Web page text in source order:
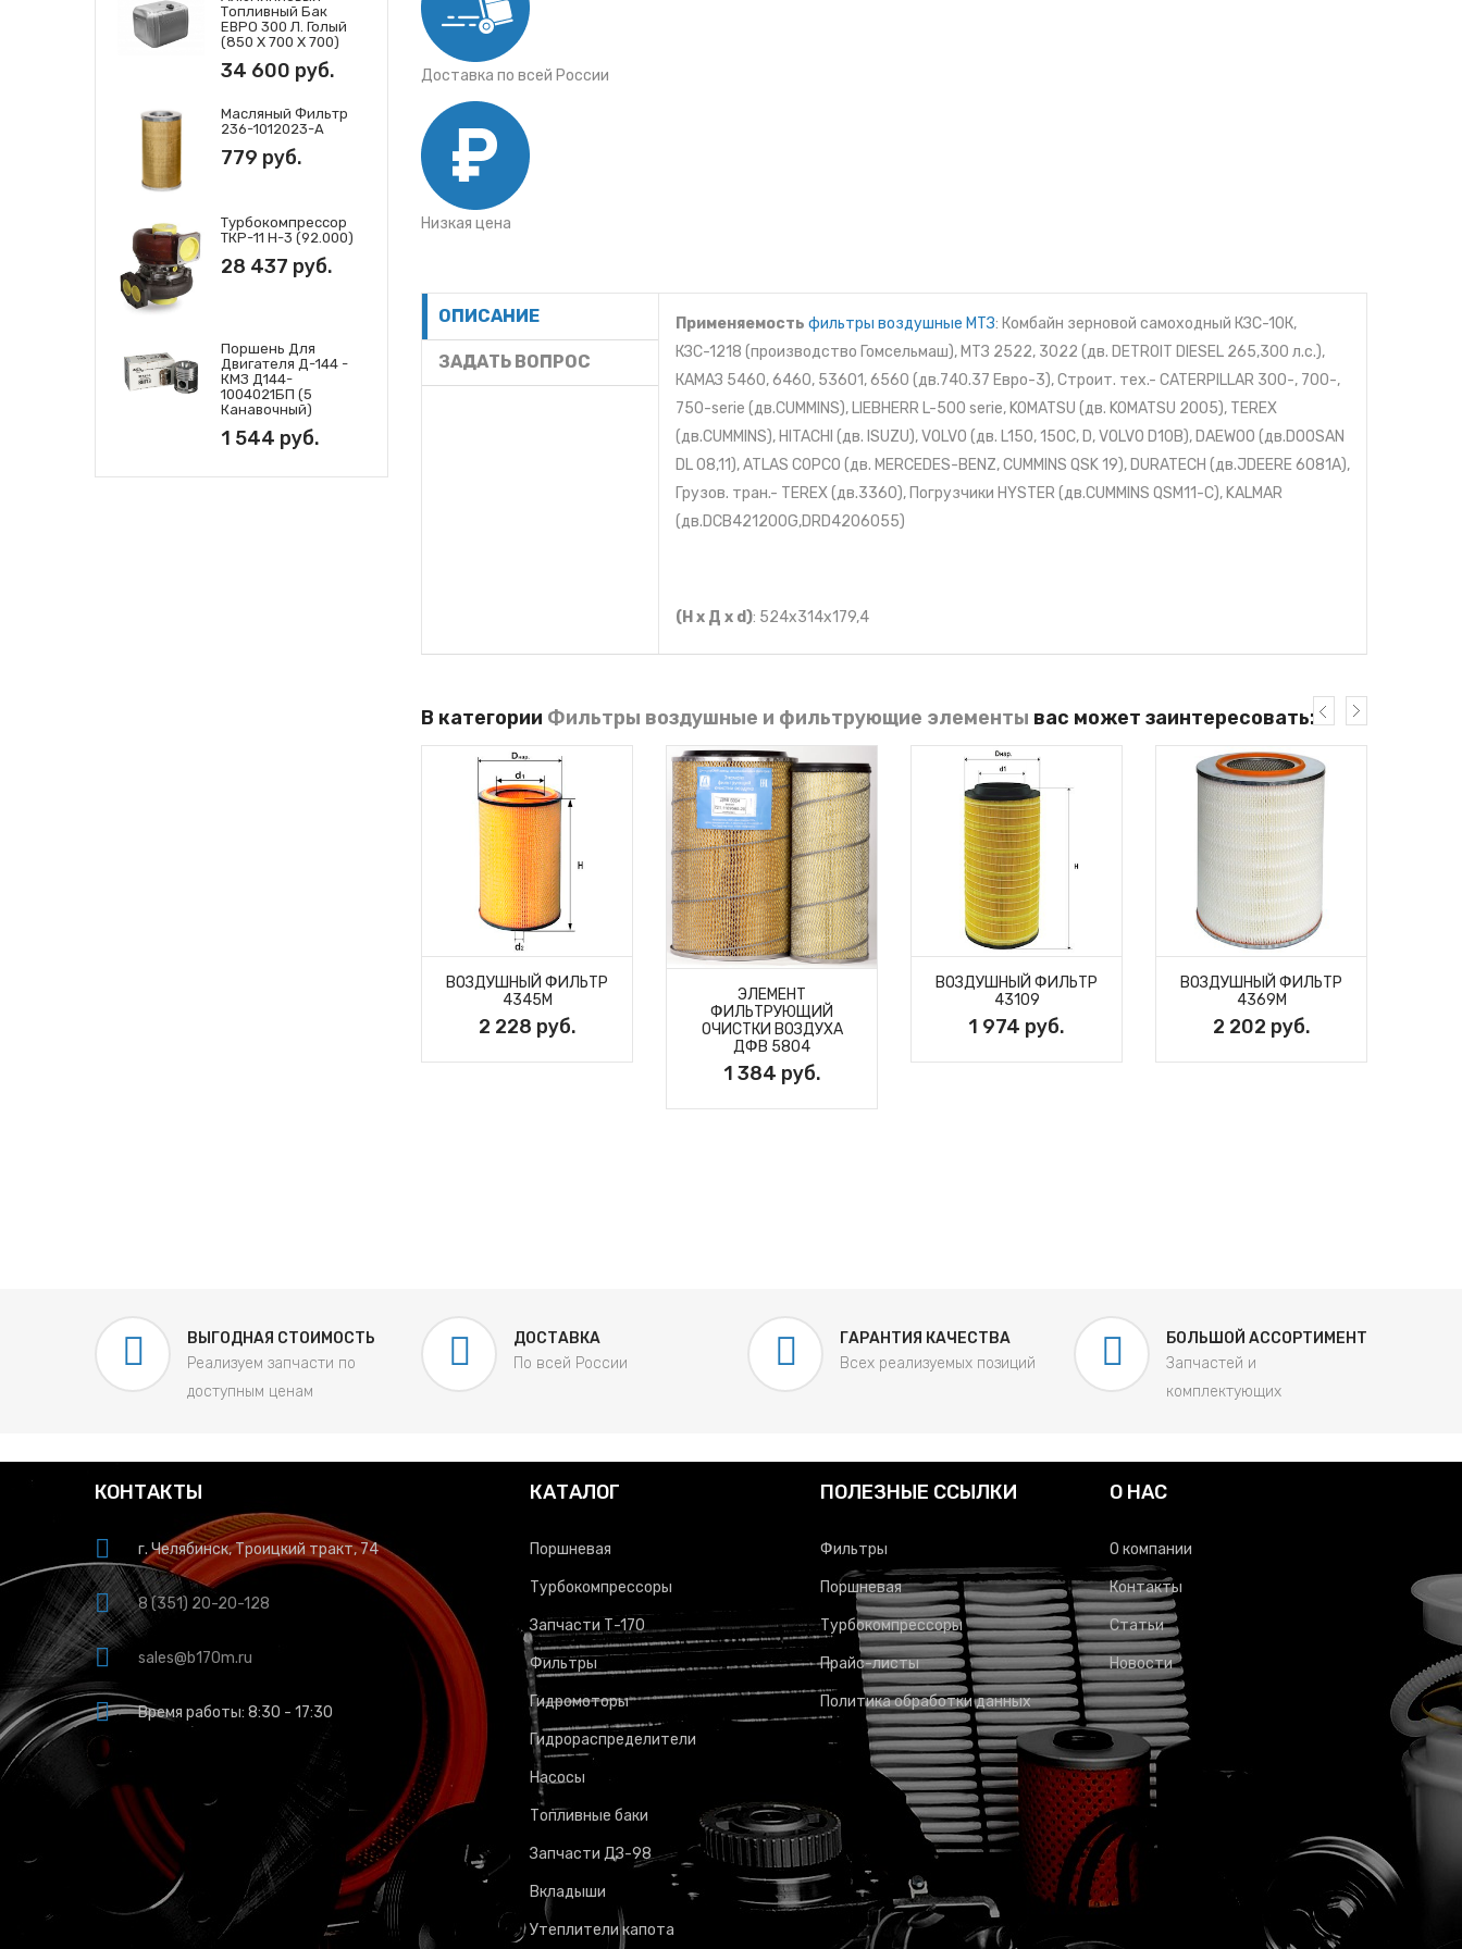
Топливный Бак
ЕВРО 300 Л. Голый
(850 Х 700 Х 700)
34 600 руб.
Масляный Фильтр
236-1012023-А
779 руб.
Турбокомпрессор
ТКР-11 Н-3 (92.000)
28 437 руб.
Поршень Для
Двигателя Д-144 -
КМЗ Д144-
1004021БП (5
Канавочный)
1 544 руб.
Доставка по всей России
Низкая цена
ОПИСАНИЕ
ЗАДАТЬ ВОПРОС
Применяемость фильтры воздушные МТЗ: Комбайн зерновой самоходный КЗС-10К,
КЗС-1218 (производство Гомсельмаш), МТЗ 2522, 3022 (дв. DETROIT DIESEL 265,300 л.с.),
КАМАЗ 5460, 6460, 53601, 6560 (дв.740.37 Евро-3), Строит. тех.- CATERPILLAR 300-, 700-,
750-serie (дв.CUMMINS), LIEBHERR L-500 serie, KOMATSU (дв. KOMATSU 2005), TEREX
(дв.CUMMINS), HITACHI (дв. ISUZU), VOLVO (дв. L150, 150C, D, VOLVO D10B), DAEWOO (дв.DOOSAN
DL 08,11), ATLAS COPCO (дв. MERCEDES-BENZ, CUMMINS QSK 19), DURATECH (дв.JDEERE 6081A),
Грузов. тран.- TEREX (дв.3360), Погрузчики HYSTER (дв.CUMMINS QSM11-C), KALMAR
(дв.DCB421200G,DRD4206055)
(Н х Д х d): 524x314x179,4
В категории Фильтры воздушные и фильтрующие элементы вас может заинтересовать:
ВОЗДУШНЫЙ ФИЛЬТР
4345М
2 228 руб.
ЭЛЕМЕНТ
ФИЛЬТРУЮЩИЙ
ОЧИСТКИ ВОЗДУХА
ДФВ 5804
1 384 руб.
ВОЗДУШНЫЙ ФИЛЬТР
43109
1 974 руб.
ВОЗДУШНЫЙ ФИЛЬТР
4369M
2 202 руб.
ВЫГОДНАЯ СТОИМОСТЬ
Реализуем запчасти по
доступным ценам
ДОСТАВКА
По всей России
ГАРАНТИЯ КАЧЕСТВА
Всех реализуемых позиций
БОЛЬШОЙ АССОРТИМЕНТ
Запчастей и
комплектующих
КОНТАКТЫ
г. Челябинск, Троицкий тракт, 74
8 (351) 20-20-128
sales@b170m.ru
Время работы: 8:30 - 17:30
КАТАЛОГ
Поршневая
Турбокомпрессоры
Запчасти Т-170
Фильтры
Гидромоторы
Гидрораспределители
Насосы
Топливные баки
Запчасти ДЗ-98
Вкладыши
Утеплители капота
ПОЛЕЗНЫЕ ССЫЛКИ
Фильтры
Поршневая
Турбокомпрессоры
Прайс-листы
Политика обработки данных
О НАС
О компании
Контакты
Статьи
Новости